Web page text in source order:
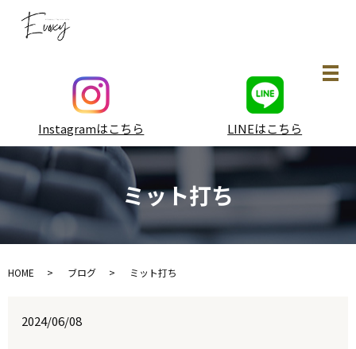
Instagramはこちら LINEはこちら
メ
ミット打ち
HOME ブログ ミット打ち
2024/06/08